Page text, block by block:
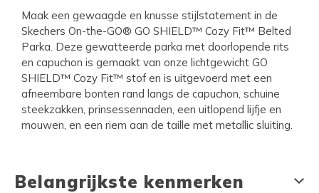
Maak een gewaagde en knusse stijlstatement in de
Skechers On-the-GO® GO SHIELD™ Cozy Fit™ Belted
Parka. Deze gewatteerde parka met doorlopende rits
en capuchon is gemaakt van onze lichtgewicht GO
SHIELD™ Cozy Fit™ stof en is uitgevoerd met een
afneembare bonten rand langs de capuchon, schuine
steekzakken, prinsessennaden, een uitlopend lijfje en
mouwen, en een riem aan de taille met metallic sluiting.
Belangrijkste kenmerken